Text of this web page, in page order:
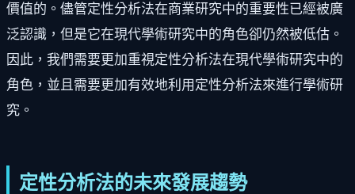
價值的。儘管定性分析法在商業研究中的重要性已經被廣
泛認識，但是它在現代學術研究中的角色卻仍然被低估。
因此，我們需要更加重視定性分析法在現代學術研究中的
角色，並且需要更加有效地利用定性分析法來進行學術研
究。
定性分析法的未來發展趨勢